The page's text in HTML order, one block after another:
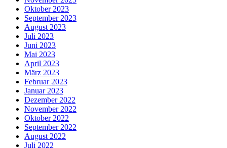
Oktober 2023
September 2023
August 2023
Juli 2023
Juni 2023
Mai 2023
April 2023
März 2023
Februar 2023
Januar 2023
Dezember 2022
November 2022
Oktober 2022
September 2022
August 2022
Juli 2022